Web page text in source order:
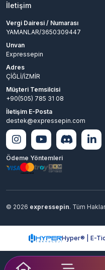
İletişim
Vergi Dairesi / Numarası
YAMANLAR/3650309447
Unvan
Expressepin
Adres
ÇİĞLİ/İZMİR
Müşteri Temsilcisi
+90(505) 785 31 08
İletişim E-Posta
destek@expressepin.com
Ödeme Yöntemleri
© 2026 expressepin. Tüm
Hyper® | E-